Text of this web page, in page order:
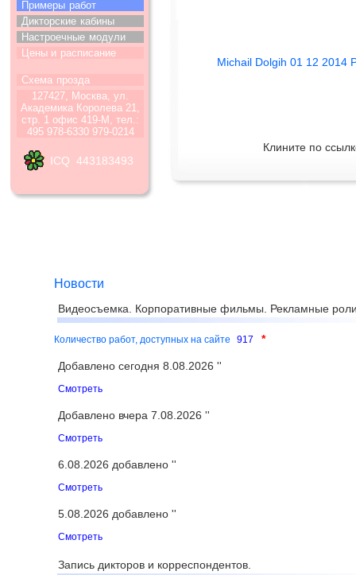
Примеры работ
Дикторские кабины
Настроечные модули
Цены и расписание
Схема прозда
127427, Москва, ул.
Академика Королева 21,
стр. 1 офис 419-М, тел.:
495 978-6330 979-0214
ICQ 443183493
Michail Dolgih 01 12 2014
Клините по
Новости
Видеосъемка. Корпоративные фильмы. Рекламные
Количество работ, доступных на сайте 917 *
Добавлено сегодня 8.08.2026 ''
Смотреть
Добавлено вчера 7.08.2026 ''
Смотреть
6.08.2026 добавлено ''
Смотреть
5.08.2026 добавлено ''
Смотреть
Запись дикторов и корреспондентов.